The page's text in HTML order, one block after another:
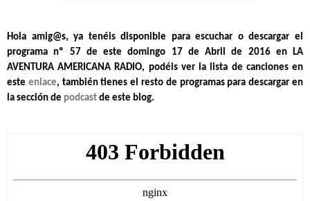
Hola amig@s, ya tenéis disponible para escuchar o descargar el
programa nº 57 de este domingo 17 de Abril de 2016 en LA
AVENTURA AMERICANA RADIO, podéis ver la lista de canciones en
este enlace, también tienes el resto de programas para descargar en
la sección de podcastde este blog.